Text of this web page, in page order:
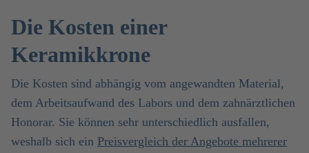
Die Kosten einer
Keramikkrone
Die Kosten sind abhängig vom angewandten Material,
dem Arbeitsaufwand des Labors und dem zahnärztlichen
Honorar. Sie können sehr unterschiedlich ausfallen,
weshalb sich ein Preisvergleich der Angebote mehrerer